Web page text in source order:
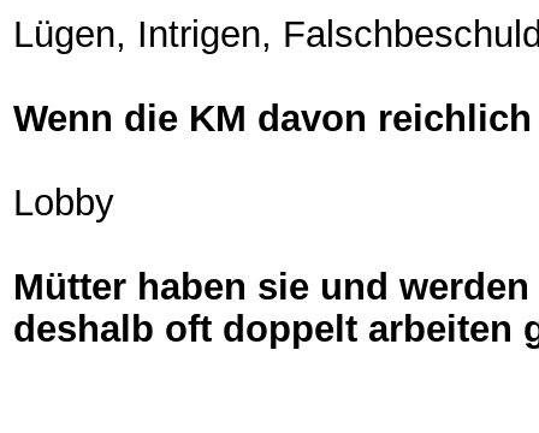
Lügen, Intrigen,
Wenn die KM davon
Lobby
Mütter haben sie und
deshalb oft doppelt arbeiten